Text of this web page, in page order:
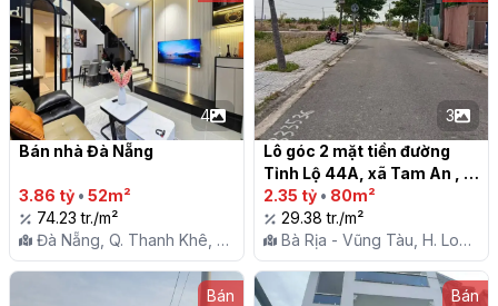
4
Bán nhà Đà Nẵng
3.86 tỷ • 52m²
74.23 tr./m²
Đà Nẵng, Q. Thanh Khê, P.
Thanh Khê Tây
3
Lô góc 2 mặt tiền đường
Tỉnh Lộ 44A, xã Tam An ,
huyện Long Đất ( An Ngãi
cũ)
2.35 tỷ • 80m²
29.38 tr./m²
Bà Rịa - Vũng Tàu, H. Long
Đất, X. Tam An
Bán
Bán